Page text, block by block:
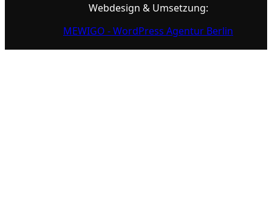
Webdesign & Umsetzung:
MEWIGO - WordPress Agentur Berlin